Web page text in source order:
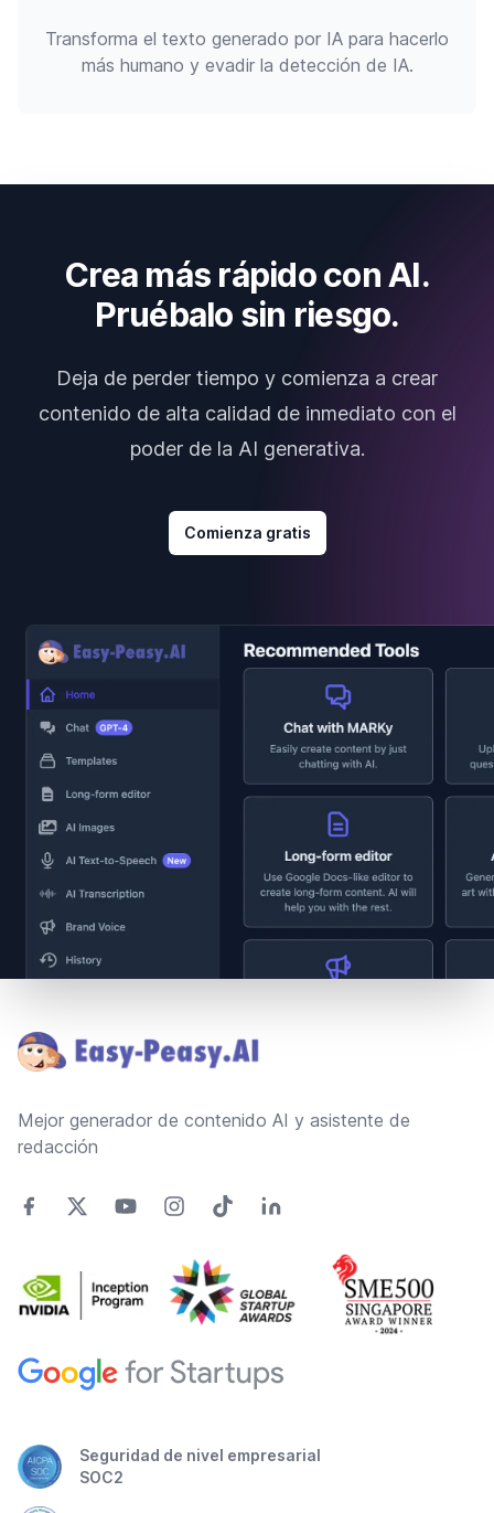
Transforma el texto generado por IA para hacerlo
más humano y evadir la detección de IA.
Crea más rápido con AI.
Pruébalo sin riesgo.
Deja de perder tiempo y comienza a crear
contenido de alta calidad de inmediato con el
poder de la AI generativa.
Comienza gratis
Mejor generador de contenido AI y asistente de
redacción
Seguridad de nivel empresarial
SOC2